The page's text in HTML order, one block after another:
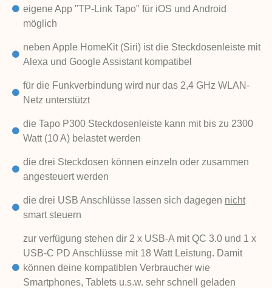
eigene App "TP-Link Tapo" für iOS und Android
möglich
neben Apple HomeKit (Siri) ist die Steckdosenleiste mit
Alexa und Google Assistant kompatibel
für die Funkverbindung wird nur das 2,4 GHz WLAN-
Netz unterstützt
die Tapo P300 Steckdosenleiste kann mit bis zu 2300
Watt (10 A) belastet werden
die drei Steckdosen können einzeln oder zusammen
angesteuert werden
die drei USB Anschlüsse lassen sich dagegen nicht
smart steuern
zur verfügung stehen dir 2 x USB-A mit QC 3.0 und 1 x
USB-C PD Anschlüsse mit 18 Watt Leistung. Damit
können deine kompatiblen Verbraucher wie
Smartphones, Tablets u.s.w. sehr schnell geladen